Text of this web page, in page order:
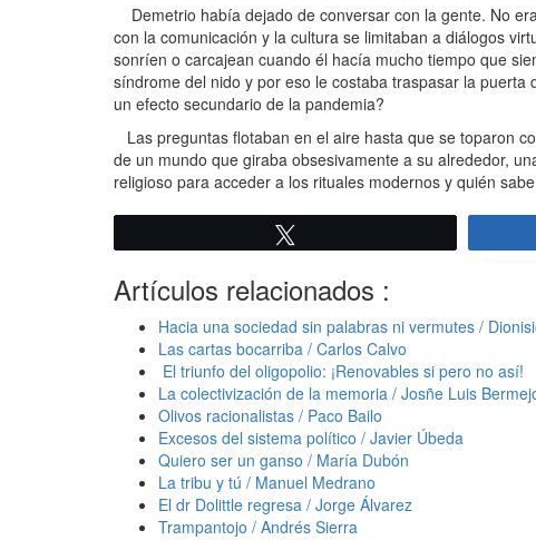
Demetrio había dejado de conversar con la gente. No
con la comunicación y la cultura se limitaban a diálogos
sonríen o carcajean cuando él hacía mucho tiempo que
síndrome del nido y por eso le costaba traspasar la
un efecto secundario de la pandemia?
Las preguntas flotaban en el aire hasta que se toparon
de un mundo que giraba obsesivamente a su alrededor,
religioso para acceder a los rituales modernos y quién
Artículos relacionados :
Hacia una sociedad sin palabras ni vermutes /
Las cartas bocarriba / Carlos Calvo
El triunfo del oligopolio: ¡Renovables si pero no así!
La colectivización de la memoria / Josñe Luis
Olivos racionalistas / Paco Bailo
Excesos del sistema político / Javier Úbeda
Quiero ser un ganso / María Dubón
La tribu y tú / Manuel Medrano
El dr Dolittle regresa / Jorge Álvarez
Trampantojo / Andrés Sierra